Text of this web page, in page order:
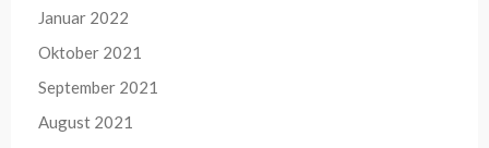
Januar 2022
Oktober 2021
September 2021
August 2021